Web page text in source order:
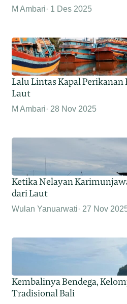
M Ambari 1 Des 2025
Lalu Lintas Kapal Perikanan
Laut
M Ambari 28 Nov 2025
Ketika Nelayan
dari Laut
Wulan Yanuarwati 27 Nov
Kembalinya Bendega,
Tradisional Bali